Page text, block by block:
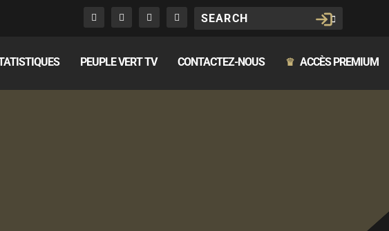
PEUPLE VERT TV CONTACTEZ-NOUS ♛ ACCÈS PREMIUM